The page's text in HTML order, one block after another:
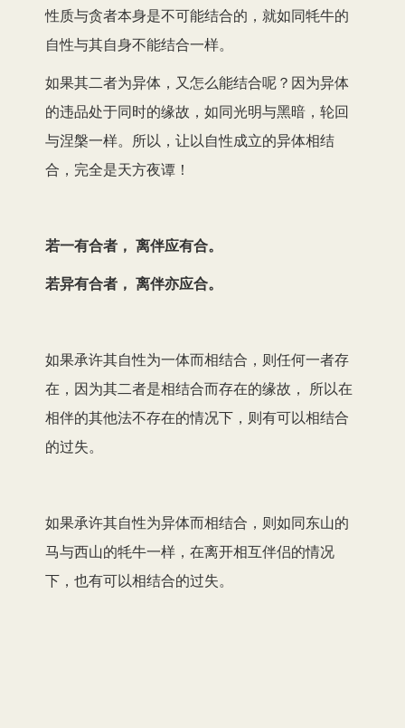
性质与贪者本身是不可能结合的，就如同牦牛的
自性与其自身不能结合一样。
如果其二者为异体，又怎么能结合呢？因为异体
的违品处于同时的缘故，如同光明与黑暗，轮回
与涅槃一样。所以，让以自性成立的异体相结
合，完全是天方夜谭！
若一有合者， 离伴应有合。
若异有合者， 离伴亦应合。
如果承许其自性为一体而相结合，则任何一者存
在，因为其二者是相结合而存在的缘故， 所以在
相伴的其他法不存在的情况下，则有可以相结合
的过失。
如果承许其自性为异体而相结合，则如同东山的
马与西山的牦牛一样，在离开相互伴侣的情况
下，也有可以相结合的过失。